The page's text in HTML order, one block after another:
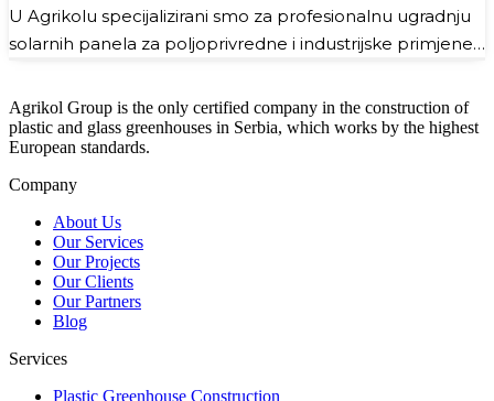
U Agrikolu specijalizirani smo za profesionalnu ugradnju
solarnih panela za poljoprivredne i industrijske primjene…
Agrikol Group is the only certified company in the construction of
plastic and glass greenhouses in Serbia, which works by the highest
European standards.
Company
About Us
Our Services
Our Projects
Our Clients
Our Partners
Blog
Services
Plastic Greenhouse Construction